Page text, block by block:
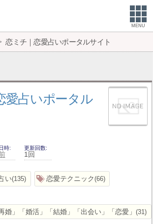
MENU
恋ミチ｜恋愛占いポータルサイト
愛占いポータル
時 更新回数
1回
い 135 恋愛テクニック 66
婚」「婚活」「結婚」「出会い」「恋愛」 31